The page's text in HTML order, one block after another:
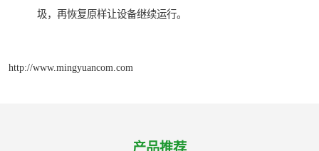
圾，再恢复原样让设备继续运行。
http://www.mingyuancom.com
产品推荐